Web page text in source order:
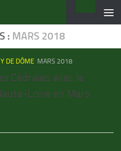
: MARS 2018
DE DÔME MARS 2018
Cédraies avec le
Loire en Mars